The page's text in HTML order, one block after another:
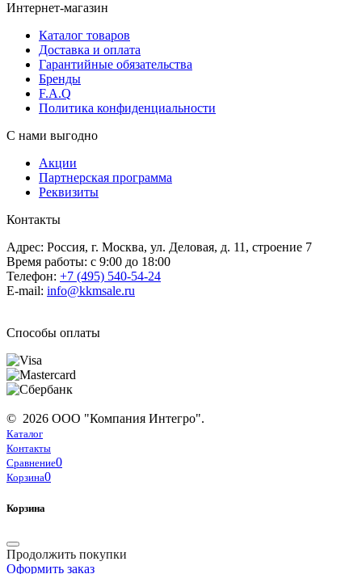
Интернет-магазин
Каталог товаров
Доставка и оплата
Гарантийные обязательства
Бренды
F.A.Q
Политика конфиденциальности
С нами выгодно
Акции
Партнерская программа
Реквизиты
Контакты
Адрес: Россия, г. Москва, ул. Деловая, д. 11, строение 7
Время работы: с 9:00 до 18:00
Телефон: +7 (495) 540-54-24
E-mail: info@kkmsale.ru
Способы оплаты
© 2026 ООО "Компания Интегро".
Каталог
Контакты
Сравнение0
Корзина0
Корзина
Продолжить покупки
Оформить заказ